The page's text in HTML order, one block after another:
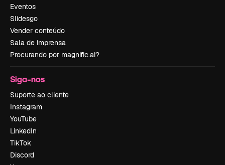
Eventos
Slidesgo
Vender conteúdo
Sala de imprensa
Procurando por magnific.ai?
Siga-nos
Suporte ao cliente
Instagram
YouTube
LinkedIn
TikTok
Discord